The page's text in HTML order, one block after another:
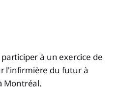
participer à un exercice de
l'infirmière du futur à
Montréal.